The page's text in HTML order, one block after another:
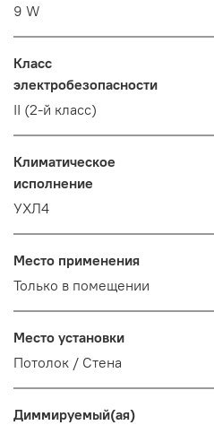
9 W
Класс
электробезопасности
II (2-й класс)
Климатическое
исполнение
УХЛ4
Место применения
Только в помещении
Место установки
Потолок / Cтена
Диммируемый(ая)